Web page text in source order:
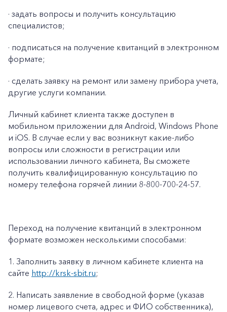
· задать вопросы и получить консультацию
специалистов;
· подписаться на получение квитанций в электронном
формате;
· сделать заявку на ремонт или замену прибора учета,
другие услуги компании.
Личный кабинет клиента также доступен в
мобильном приложении для Android, Windows Phone
и iOS. В случае если у вас возникнут какие-либо
вопросы или сложности в регистрации или
использовании личного кабинета, Вы сможете
получить квалифицированную консультацию по
номеру телефона горячей линии 8-800-700-24-57.
Переход на получение квитанций в электронном
формате возможен несколькими способами:
1. Заполнить заявку в личном кабинете клиента на
сайте http://krsk-sbit.ru;
2. Написать заявление в свободной форме (указав
номер лицевого счета, адрес и ФИО собственника),